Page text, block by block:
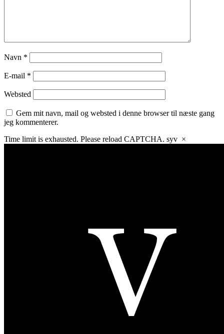
Navn *
E-mail *
Websted
Gem mit navn, mail og websted i denne browser til næste gang
jeg kommenterer.
Time limit is exhausted. Please reload CAPTCHA. syv ×